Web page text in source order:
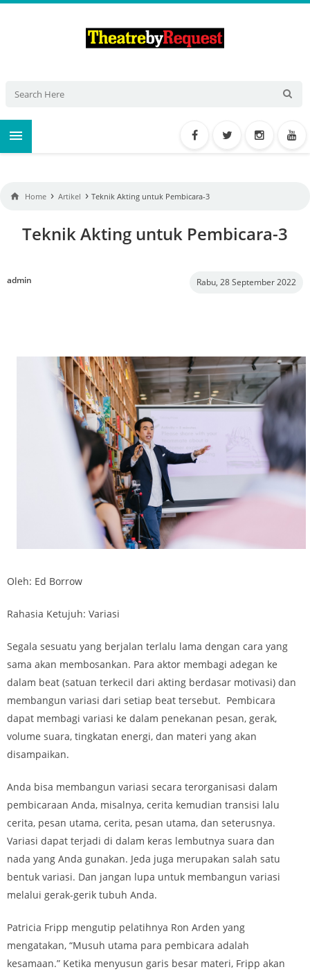

 Home › Artikel › Teknik Akting untuk Pembicara-3
Teknik Akting untuk Pembicara-3
admin Rabu, 28 September 2022
Oleh: Ed Borrow
Rahasia Ketujuh: Variasi
Segala sesuatu yang berjalan terlalu lama dengan cara yang
sama akan membosankan. Para aktor membagi adegan ke
dalam beat (satuan terkecil dari akting berdasar motivasi) dan
membangun variasi dari setiap beat tersebut. Pembicara
dapat membagi variasi ke dalam penekanan pesan, gerak,
volume suara, tingkatan energi, dan materi yang akan
disampaikan.
Anda bisa membangun variasi secara terorganisasi dalam
pembicaraan Anda, misalnya, cerita kemudian transisi lalu
cerita, pesan utama, cerita, pesan utama, dan seterusnya.
Variasi dapat terjadi di dalam keras lembutnya suara dan
nada yang Anda gunakan. Jeda juga merupakan salah satu
bentuk variasi. Dan jangan lupa untuk membangun variasi
melalui gerak-gerik tubuh Anda.
Patricia Fripp mengutip pelatihnya Ron Arden yang
mengatakan, “Musuh utama para pembicara adalah
kesamaan.” Ketika menyusun garis besar materi, Fripp akan